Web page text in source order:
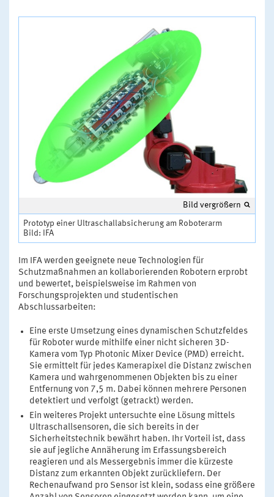
Bild vergrößern
Prototyp einer Ultraschallabsicherung am Roboterarm
Bild: IFA
Im IFA werden geeignete neue Technologien für
Schutzmaßnahmen an kollaborierenden Robotern erprobt
und bewertet, beispielsweise im Rahmen von
Forschungsprojekten und studentischen
Abschlussarbeiten:
Eine erste Umsetzung eines dynamischen Schutzfeldes
für Roboter wurde mithilfe einer nicht sicheren 3D-
Kamera vom Typ Photonic Mixer Device (PMD) erreicht.
Sie ermittelt für jedes Kamerapixel die Distanz zwischen
Kamera und wahrgenommenen Objekten bis zu einer
Entfernung von 7,5 m. Dabei können mehrere Personen
detektiert und verfolgt (getrackt) werden.
Ein weiteres Projekt untersuchte eine Lösung mittels
Ultraschallsensoren, die sich bereits in der
Sicherheitstechnik bewährt haben. Ihr Vorteil ist, dass
sie auf jegliche Annäherung im Erfassungsbereich
reagieren und als Messergebnis immer die kürzeste
Distanz zum erkannten Objekt zurückliefern. Der
Rechenaufwand pro Sensor ist klein, sodass eine größere